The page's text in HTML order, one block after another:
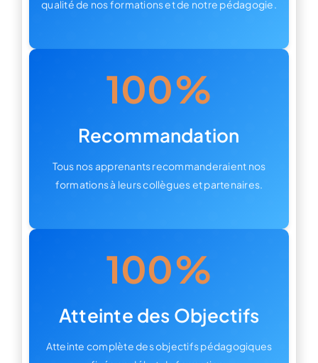
qualité de nos formations et de notre pédagogie.
100%
Recommandation
Tous nos apprenants recommanderaient nos
formations à leurs collègues et partenaires.
100%
Atteinte des Objectifs
Atteinte complète des objectifs pédagogiques